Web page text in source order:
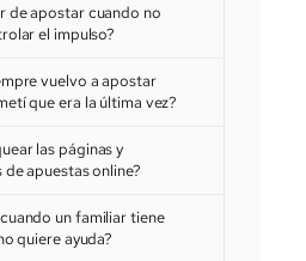
de apostar cuando no
el impulso?
vuelvo a apostar
que era la última vez?
las páginas y
apuestas online?
un familiar tiene
quiere ayuda?